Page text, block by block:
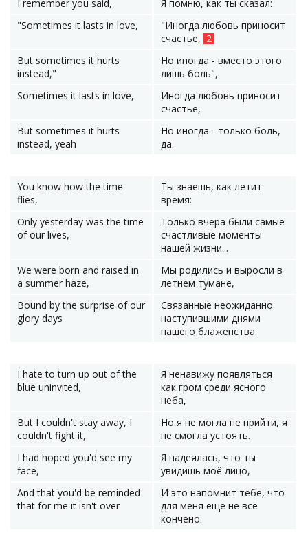
I remember you said,
Я помню, как ты сказал:
"Sometimes it lasts in love,
"Иногда любовь приносит
счастье, 2
But sometimes it hurts
instead,"
Но иногда - вместо этого
лишь боль",
Sometimes it lasts in love,
Иногда любовь приносит
счастье,
But sometimes it hurts
instead, yeah
Но иногда - только боль,
да.
You know how the time
flies,
Ты знаешь, как летит
время:
Only yesterday was the time
of our lives,
Только вчера были самые
счастливые моменты
нашей жизни...
We were born and raised in
a summer haze,
Мы родились и выросли в
летнем тумане,
Bound by the surprise of our
glory days
Связанные неожиданно
наступившими днями
нашего блаженства.
I hate to turn up out of the
blue uninvited,
Я ненавижу появляться
как гром среди ясного
неба,
But I couldn't stay away, I
couldn't fight it,
Но я не могла не прийти, я
не смогла устоять.
I had hoped you'd see my
face,
Я надеялась, что ты
увидишь моё лицо,
And that you'd be reminded
that for me it isn't over
И это напомнит тебе, что
для меня ещё не всё
кончено.